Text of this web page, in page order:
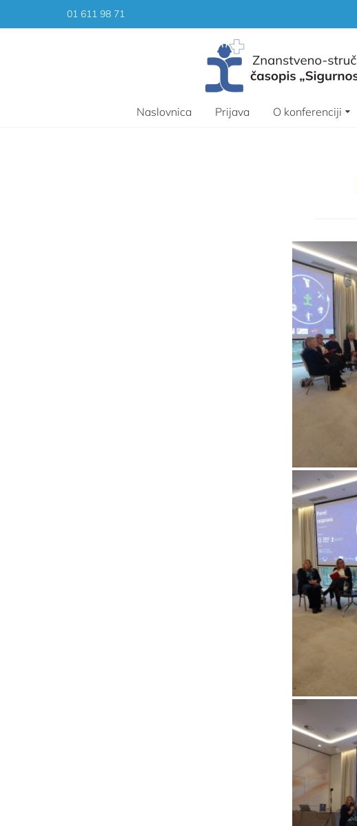
01 611 98 71
Naslovnica Prijava O konferenciji